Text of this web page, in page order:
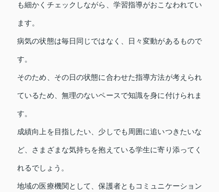
も細かくチェックしながら、学習指導がおこなわれてい
ます。
病気の状態は毎日同じではなく、日々変動があるもので
す。
そのため、その日の状態に合わせた指導方法が考えられ
ているため、無理のないペースで知識を身に付けられま
す。
成績向上を目指したい、少しでも周囲に追いつきたいな
ど、さまざまな気持ちを抱えている学生に寄り添ってく
れるでしょう。
地域の医療機関として、保護者ともコミュニケーション